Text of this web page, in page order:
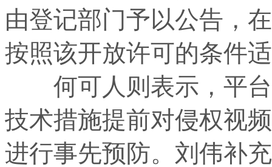
由登记部门予以公告，
按照该开放许可的条件
何可人则表示，平台
技术措施提前对侵权视
进行事先预防。刘伟补